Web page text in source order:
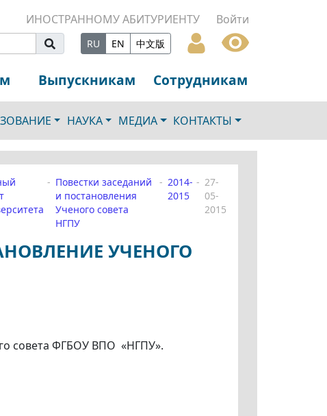
ИНОСТРАННОМУ АБИТУРИЕНТУ Войти
RU EN 中文版
Выпускникам Сотрудникам
НАУКА МЕДИА КОНТАКТЫ
Повестки заседаний
и постановления
Ученого совета
НГПУ
2014-
2015
27-
05-
2015
УЧЕНОГО
совета ФГБОУ ВПО «НГПУ».